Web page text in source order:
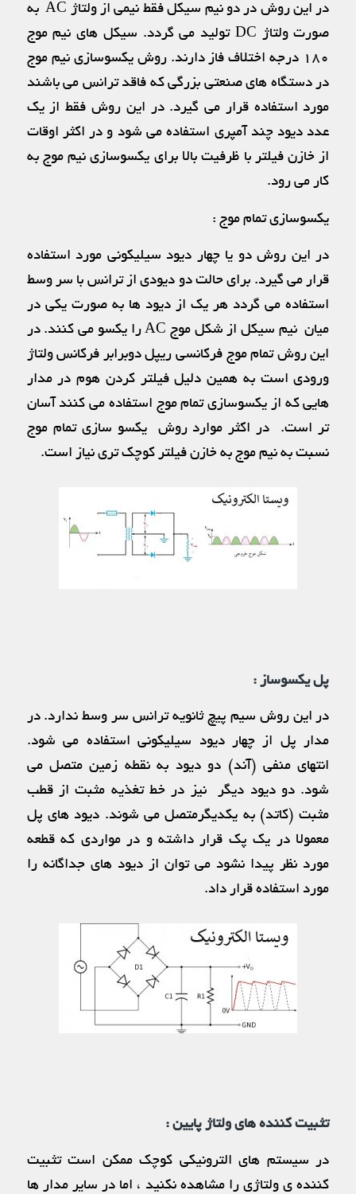
در این روش در دو نیم سیکل فقط نیمی از ولتاژ AC به
صورت ولتاژ DC تولید می گردد. سیکل های نیم موج
۱۸۰ درجه اختلاف فاز دارند. روش یکسوسازی نیم موج
در دستگاه های صنعتی بزرگی که فاقد ترانس می باشند
مورد استفاده قرار می گیرد. در این روش فقط از یک
عدد دیود چند آمپری استفاده می شود و در اکثر اوقات
از خازن فیلتر با ظرفیت بالا برای یکسوسازی نیم موج به
کار می رود.
یکسوسازی تمام موج :
در این روش دو یا چهار دیود سیلیکونی مورد استفاده
قرار می گیرد. برای حالت دو دیودی از ترانس با سر وسط
استفاده می گردد هر یک از دیود ها به صورت یکی در
میان نیم سیکل از شکل موج AC را یکسو می کنند. در
این روش تمام موج فرکانسی ریپل دوبرابر فرکانس ولتاژ
ورودی است به همین دلیل فیلتر کردن هوم در مدار
هایی که از یکسوسازی تمام موج استفاده می کنند آسان
تر است. در اکثر موارد روش یکسو سازی تمام موج
نسبت به نیم موج به خازن فیلتر کوچک تری نیاز است.
پل یکسوساز :
در این روش سیم پیچ ثانویه ترانس سر وسط ندارد. در
مدار پل از چهار دیود سیلیکونی استفاده می شود.
انتهای منفی (آند) دو دیود به نقطه زمین متصل می
شود. دو دیود دیگر نیز در خط تغذیه مثبت از قطب
مثبت (کاتد) به یکدیگرمتصل می شوند. دیود های پل
معمولا در یک پک قرار داشته و در مواردی که قطعه
مورد نظر پیدا نشود می توان از دیود های جداگانه را
مورد استفاده قرار داد.
تثبیت کننده های ولتاژ پایین :
در سیستم های الترونیکی کوچک ممکن است تثبیت
کننده ی ولتاژی را مشاهده نکنید ، اما در سایر مدار ها